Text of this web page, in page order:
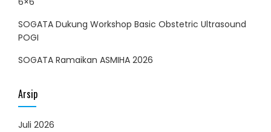
SOGATA Dukung Workshop Basic Obstetric Ultrasound
POGI
SOGATA Ramaikan ASMIHA 2026
Arsip
Juli 2026